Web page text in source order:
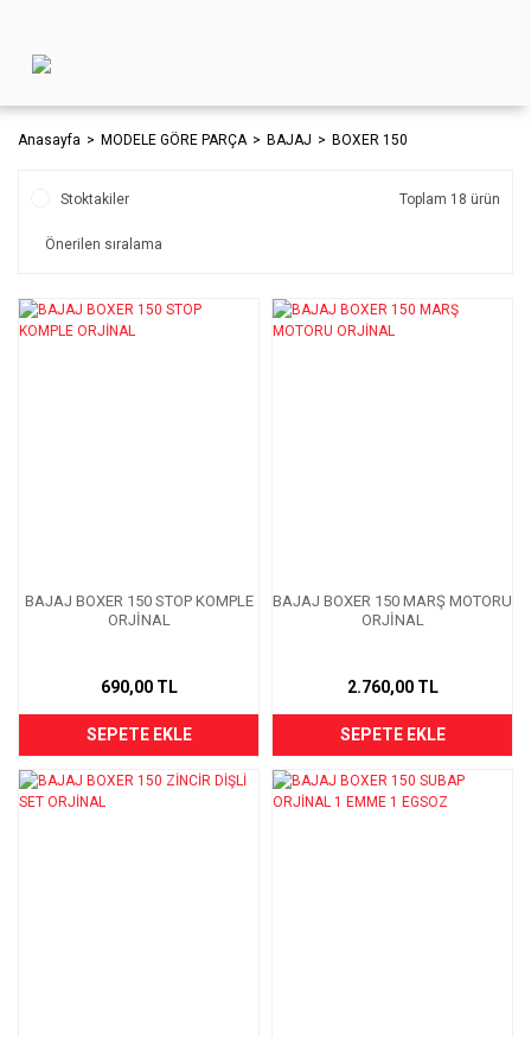
Anasayfa MODELE GÖRE PARÇA BAJAJ BOXER 150
Stoktakiler Toplam 18 ürün
BAJAJ BOXER 150 STOP KOMPLE
ORJİNAL
690,00 TL
SEPETE EKLE
BAJAJ BOXER 150 MARŞ MOTORU
ORJİNAL
2.760,00 TL
SEPETE EKLE